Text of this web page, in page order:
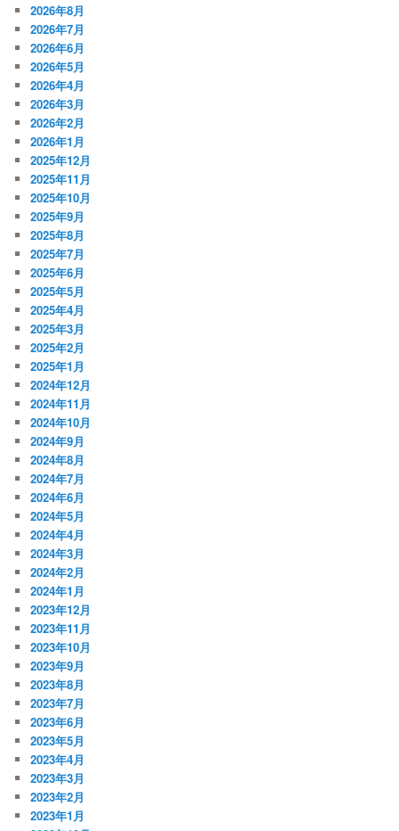
2026年8月
2026年7月
2026年6月
2026年5月
2026年4月
2026年3月
2026年2月
2026年1月
2025年12月
2025年11月
2025年10月
2025年9月
2025年8月
2025年7月
2025年6月
2025年5月
2025年4月
2025年3月
2025年2月
2025年1月
2024年12月
2024年11月
2024年10月
2024年9月
2024年8月
2024年7月
2024年6月
2024年5月
2024年4月
2024年3月
2024年2月
2024年1月
2023年12月
2023年11月
2023年10月
2023年9月
2023年8月
2023年7月
2023年6月
2023年5月
2023年4月
2023年3月
2023年2月
2023年1月